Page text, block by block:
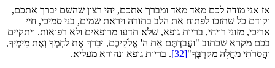
אז אני מודה לכם מאד מאד ומברך אתכם, יהי רצון שהשם יברך אתכם,
וקודם כל שתזכו לפתוח את הלב בתורה ויראת שמים, בני סמיכי, חיי
אריכי, מזוני רויחי, בריות גופא, שלא תדעו מרופאים ולא רפואות. ויתקיים
בכם מקרא שכתוב "וַעֲבַדְתֶּם אֵת ה' אֱלֹקֵיכֶם, וּבֵרַךְ אֶת לַחְמְךָ וְאֶת מֵימֶיךָ,
וַהֲסִרֹתִי מַחֲלָה מִקִּרְבֶּךָ"[32]
. בריות גופא ונהורא מעליא.